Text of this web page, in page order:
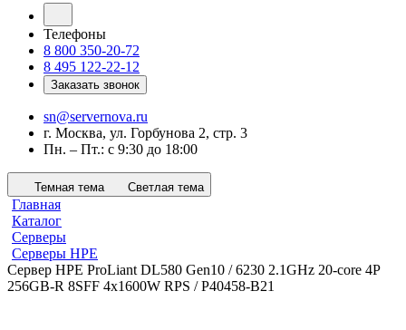
Телефоны
8 800 350-20-72
8 495 122-22-12
Заказать звонок
sn@servernova.ru
г. Москва, ул. Горбунова 2, стр. 3
Пн. – Пт.: с 9:30 до 18:00
Темная тема Светлая тема
Главная
Каталог
Серверы
Серверы HPE
Сервер HPE ProLiant DL580 Gen10 / 6230 2.1GHz 20-core 4P
256GB-R 8SFF 4x1600W RPS / P40458-B21